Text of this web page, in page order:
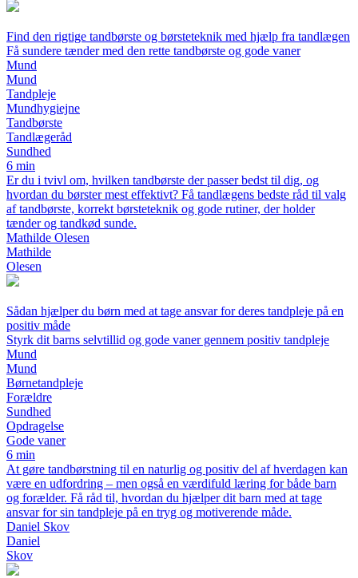
Find den rigtige tandbørste og børsteteknik med hjælp fra tandlægen
Få sundere tænder med den rette tandbørste og gode vaner
Mund
Mund
Tandpleje
Mundhygiejne
Tandbørste
Tandlægeråd
Sundhed
6 min
Er du i tvivl om, hvilken tandbørste der passer bedst til dig, og
hvordan du børster mest effektivt? Få tandlægens bedste råd til valg
af tandbørste, korrekt børsteteknik og gode rutiner, der holder
tænder og tandkød sunde.
Mathilde Olesen
Mathilde
Olesen
Sådan hjælper du børn med at tage ansvar for deres tandpleje på en
positiv måde
Styrk dit barns selvtillid og gode vaner gennem positiv tandpleje
Mund
Mund
Børnetandpleje
Forældre
Sundhed
Opdragelse
Gode vaner
6 min
At gøre tandbørstning til en naturlig og positiv del af hverdagen kan
være en udfordring – men også en værdifuld læring for både barn
og forælder. Få råd til, hvordan du hjælper dit barn med at tage
ansvar for sin tandpleje på en tryg og motiverende måde.
Daniel Skov
Daniel
Skov